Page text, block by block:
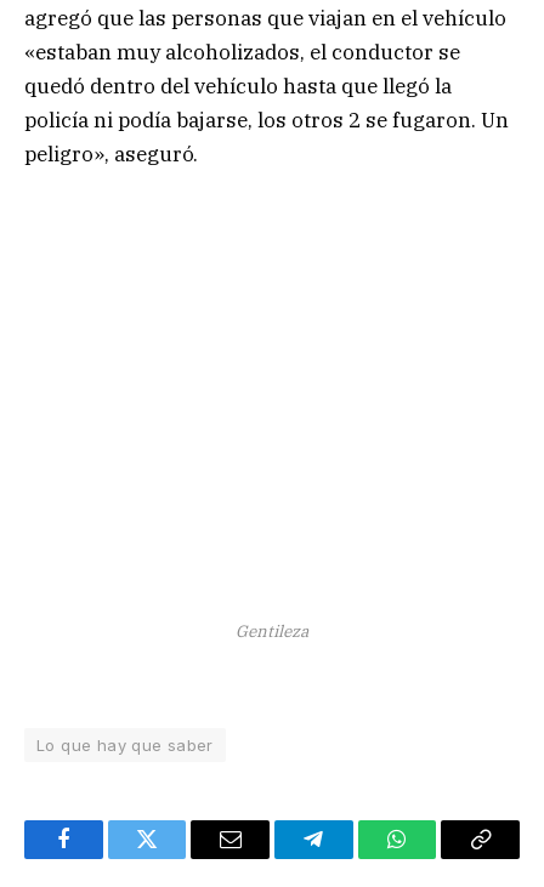
agregó que las personas que viajan en el vehículo
«estaban muy alcoholizados, el conductor se
quedó dentro del vehículo hasta que llegó la
policía ni podía bajarse, los otros 2 se fugaron. Un
peligro», aseguró.
Gentileza
Lo que hay que saber
FacebookTwitter Email TelegramWhatsAppCopy